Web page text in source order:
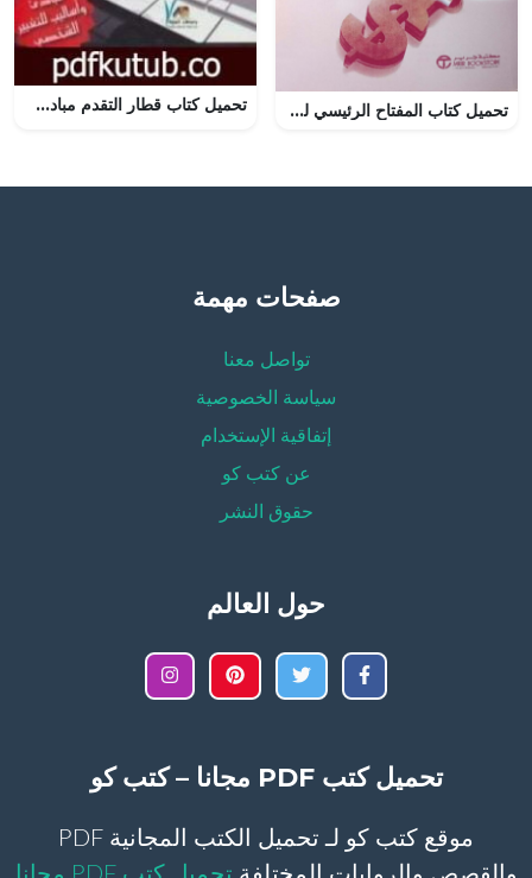
تحميل كتاب المفتاح الرئيسي للثراء PDF نابليون هيل مجانا تحميل كتاب قطار التقدم مبادئ وأساليب للتغيير الشخصي PDF تأليف عبد الكريم بكار مجانا [كامل]
صفحات مهمة
تواصل معنا
سياسة الخصوصية
إتفاقية الإستخدام
عن كتب كو
حقوق النشر
حول العالم
تحميل كتب PDF مجانا – كتب كو
موقع كتب كو لـ تحميل الكتب المجانية PDF